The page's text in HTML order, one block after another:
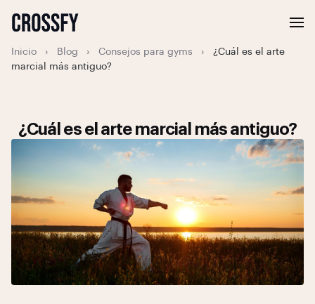
Inicio › Blog › Consejos para gyms ›
¿Cuál es el arte
marcial más antiguo?
¿Cuál es el arte marcial más antiguo?